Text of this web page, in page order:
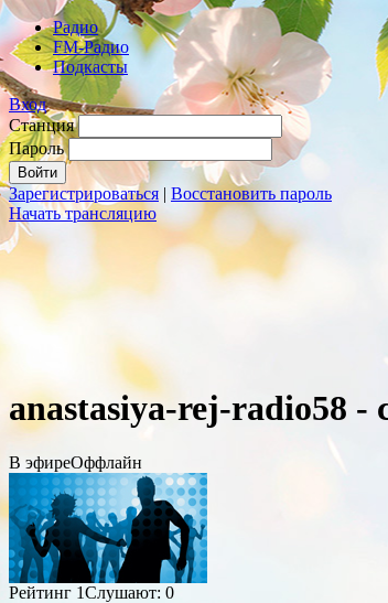
Радио
FM-Радио
Подкасты
Вход
Станция
Пароль
Зарегистрироваться | Восстановить пароль
Начать трансляцию
anastasiya-rej-radio58 -
В эфиреОффлайн
Рейтинг 1Слушают: 0